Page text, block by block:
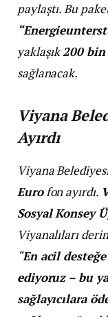
paylaştı. Bu
yaklaşık200 bin
sağlanacak.
Viyana
Ayırdı
Viyana
Eurofon ayırdı.
Sosyal Konsey
Viyanalıları
“En acil
ediyoruz – bu
sağlayıcılara